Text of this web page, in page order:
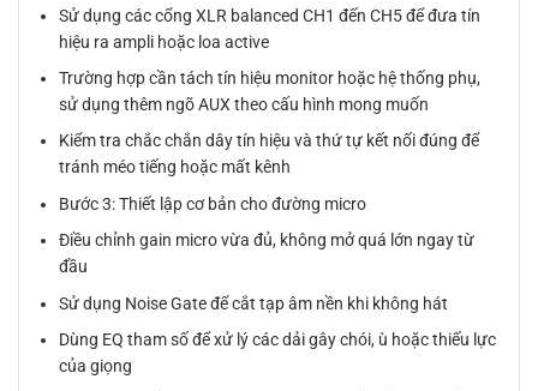
Sử dụng các cổng XLR balanced CH1 đến CH5 để đưa tín
hiệu ra ampli hoặc loa active
Trường hợp cần tách tín hiệu monitor hoặc hệ thống phụ,
sử dụng thêm ngõ AUX theo cấu hình mong muốn
Kiểm tra chắc chắn dây tín hiệu và thứ tự kết nối đúng để
tránh méo tiếng hoặc mất kênh
Bước 3: Thiết lập cơ bản cho đường micro
Điều chỉnh gain micro vừa đủ, không mở quá lớn ngay từ
đầu
Sử dụng Noise Gate để cắt tạp âm nền khi không hát
Dùng EQ tham số để xử lý các dải gây chói, ù hoặc thiếu lực
của giọng